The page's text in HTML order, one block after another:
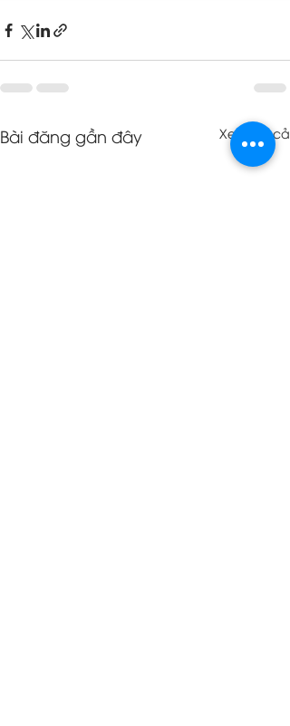
Bài đăng gần đây Xem tất cả